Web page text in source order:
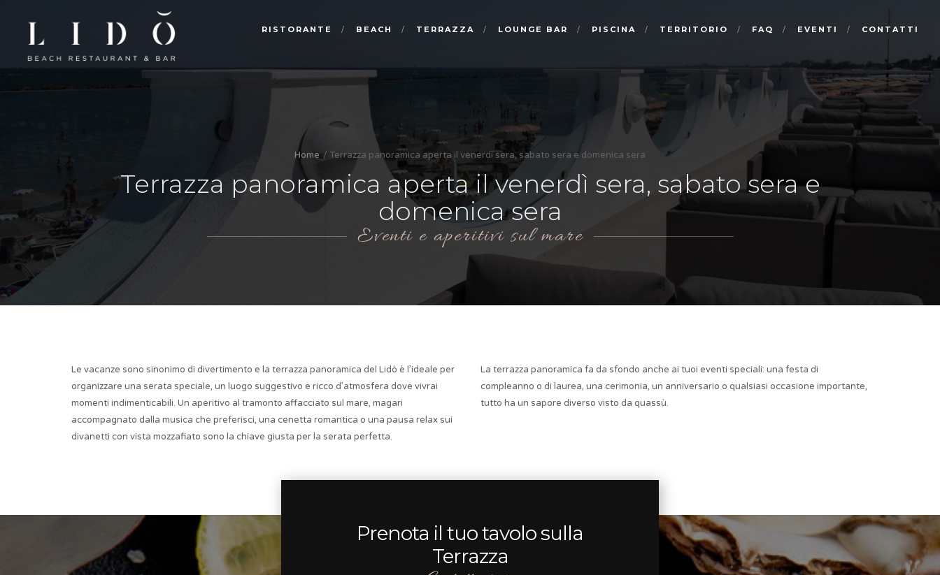
RISTORANTE BEACH TERRAZZA LOUNGE BAR PISCINA TERRITORIO FAQ EVENTI CONTATTI
Home Terrazza panoramica aperta il venerdì sera, sabato sera e domenica sera
Terrazza panoramica aperta il venerdì sera, sabato sera e
domenica sera
Eventi e aperitivi sul mare
Le vacanze sono sinonimo di divertimento e la terrazza panoramica del Lidò è l’ideale per
organizzare una serata speciale, un luogo suggestivo e ricco d’atmosfera dove vivrai
momenti indimenticabili. Un aperitivo al tramonto affacciato sul mare, magari
accompagnato dalla musica che preferisci, una cenetta romantica o una pausa relax sui
divanetti con vista mozzafiato sono la chiave giusta per la serata perfetta.
La terrazza panoramica fa da sfondo anche ai tuoi eventi speciali: una festa di
compleanno o di laurea, una cerimonia, un anniversario o qualsiasi occasione importante,
tutto ha un sapore diverso visto da quassù.
Prenota il tuo tavolo sulla
Terrazza